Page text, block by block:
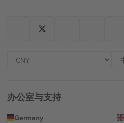
办公室与支持
Germany